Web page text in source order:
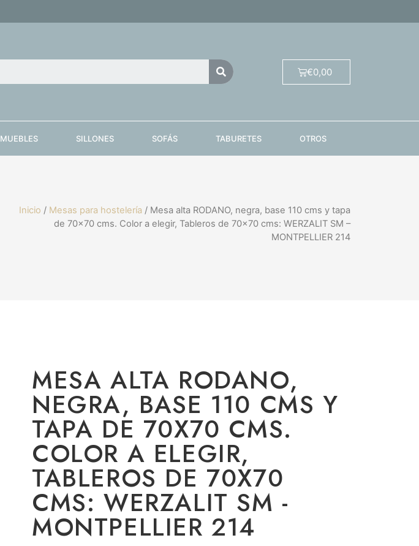
€0,00
MUEBLES SILLONES SOFÁS TABURETES OTROS
Inicio / Mesas para hostelería / Mesa alta RODANO, negra, base 110 cms y tapa
de 70×70 cms. Color a elegir, Tableros de 70×70 cms: WERZALIT SM –
MONTPELLIER 214
MESA ALTA RODANO,
NEGRA, BASE 110 CMS Y
TAPA DE 70X70 CMS.
COLOR A ELEGIR,
TABLEROS DE 70X70
CMS: WERZALIT SM -
MONTPELLIER 214